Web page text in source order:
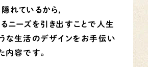
れているから,
ニーズを引き出すことで人生
な生活のデザインをお手伝い
内容です。